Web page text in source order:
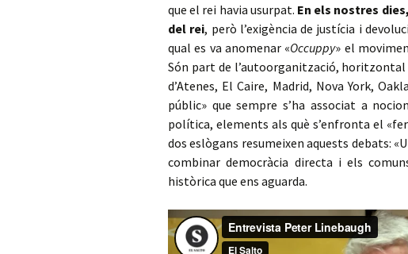
que el rei havia usurpat. En els nostres
del rei, però l’exigència de justícia i
qual es va anomenar «Occuppy» el
Són part de l’autoorganització,
d’Atenes, El Caire, Madrid, Nova York,
públic» que sempre s’ha associat a
política, elements als què s’enfronta el
dos eslògans resumeixen aquests debats:
combinar democràcia directa i els
històrica que ens aguarda.